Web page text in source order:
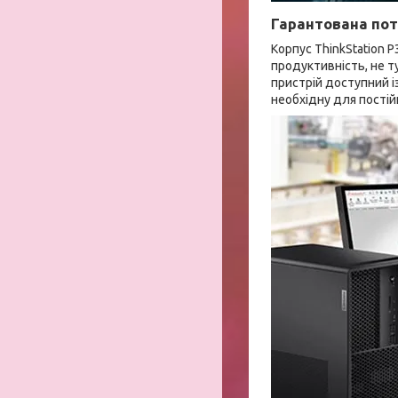
Гарантована
Корпус ThinkStation
продуктивність, не
пристрій доступний
необхідну для